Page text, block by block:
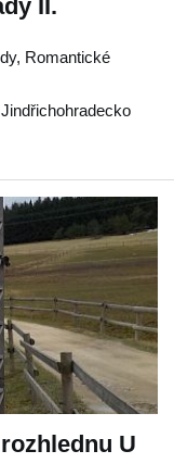
II.
Romantické
Jindřichohradecko
U